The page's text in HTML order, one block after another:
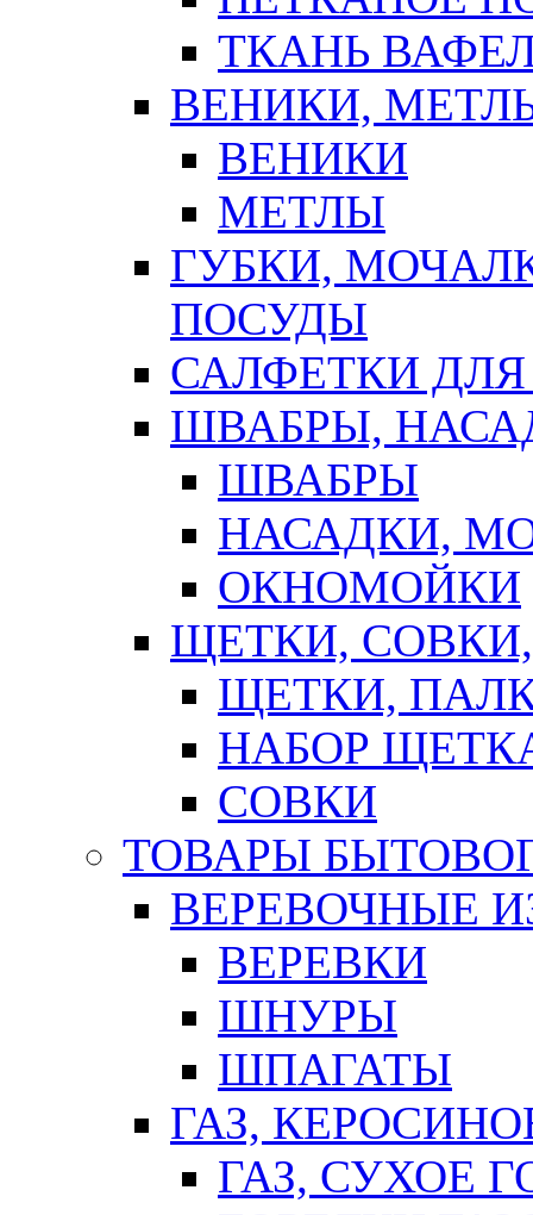
ТКАНЬ
ВЕНИКИ,
ВЕНИКИ
МЕТЛЫ
ГУБКИ,
ПОСУДЫ
САЛФЕТКИ
ШВАБРЫ,
ШВАБРЫ
НАСАДКИ,
ОКНОМОЙКИ
ЩЕТКИ,
ЩЕТКИ,
НАБОР
СОВКИ
ТОВАРЫ
ВЕРЕВОЧНЫЕ
ВЕРЕВКИ
ШНУРЫ
ШПАГАТЫ
ГАЗ,
ГАЗ, СУХОЕ